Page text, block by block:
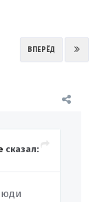
ВПЕРЁД
сказал: